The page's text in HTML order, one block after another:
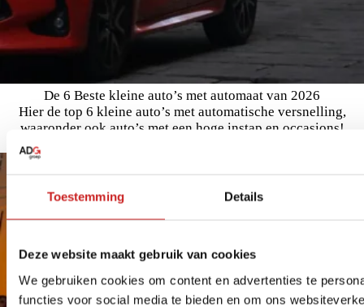
Toestemming Details
Deze website maakt gebruik van cookies
We gebruiken cookies om content en advertenties te
functies voor social media te bieden en om ons
De 6 Beste kleine auto’s met automaat van 2026
Hier de top 6 kleine auto’s met automatische versnelling,
waaronder ook auto’s met een hoge instap en occasions!